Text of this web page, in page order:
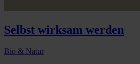
Selbst wirksam werden
Bio & Natur